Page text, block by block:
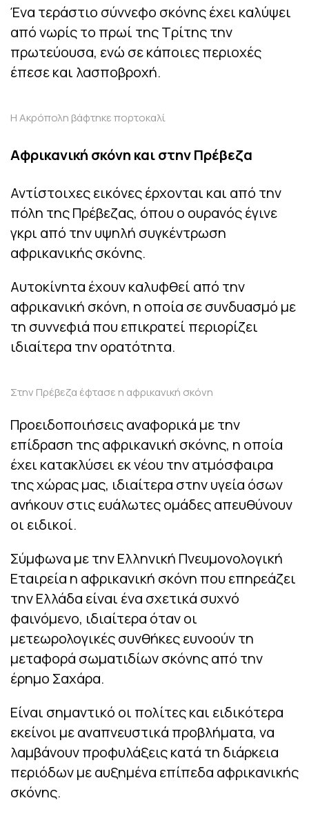
Ένα τεράστιο σύννεφο σκόνης έχει καλύψει
από νωρίς το πρωί της Τρίτης την
πρωτεύουσα, ενώ σε κάποιες περιοχές
έπεσε και λασποβροχή.
Η Ακρόπολη βάφτηκε πορτοκαλί
Αφρικανική σκόνη και στην Πρέβεζα
Αντίστοιχες εικόνες έρχονται και από την
πόλη της Πρέβεζας, όπου ο ουρανός έγινε
γκρι από την υψηλή συγκέντρωση
αφρικανικής σκόνης.
Αυτοκίνητα έχουν καλυφθεί από την
αφρικανική σκόνη, η οποία σε συνδυασμό με
τη συννεφιά που επικρατεί περιορίζει
ιδιαίτερα την ορατότητα.
Στην Πρέβεζα έφτασε η αφρικανική σκόνη
Προειδοποιήσεις αναφορικά με την
επίδραση της αφρικανική σκόνης, η οποία
έχει κατακλύσει εκ νέου την ατμόσφαιρα
της χώρας μας, ιδιαίτερα στην υγεία όσων
ανήκουν στις ευάλωτες ομάδες απευθύνουν
οι ειδικοί.
Σύμφωνα με την Ελληνική Πνευμονολογική
Εταιρεία η αφρικανική σκόνη που επηρεάζει
την Ελλάδα είναι ένα σχετικά συχνό
φαινόμενο, ιδιαίτερα όταν οι
μετεωρολογικές συνθήκες ευνοούν τη
μεταφορά σωματιδίων σκόνης από την
έρημο Σαχάρα.
Είναι σημαντικό οι πολίτες και ειδικότερα
εκείνοι με αναπνευστικά προβλήματα, να
λαμβάνουν προφυλάξεις κατά τη διάρκεια
περιόδων με αυξημένα επίπεδα αφρικανικής
σκόνης.